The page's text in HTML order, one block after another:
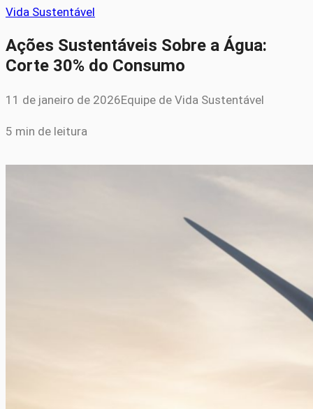
Vida Sustentável
Ações Sustentáveis Sobre a Água:
Corte 30% do Consumo
11 de janeiro de 2026Equipe de Vida Sustentável
5 min de leitura